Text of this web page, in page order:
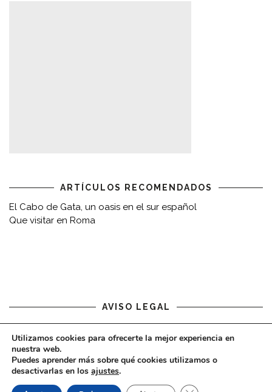
ARTÍCULOS RECOMENDADOS
El Cabo de Gata, un oasis en el sur español
Que visitar en Roma
AVISO LEGAL
Aviso legal
Utilizamos cookies para ofrecerte la mejor experiencia en
nuestra web.
Puedes aprender más sobre qué cookies utilizamos o
desactivarlas en los ajustes.